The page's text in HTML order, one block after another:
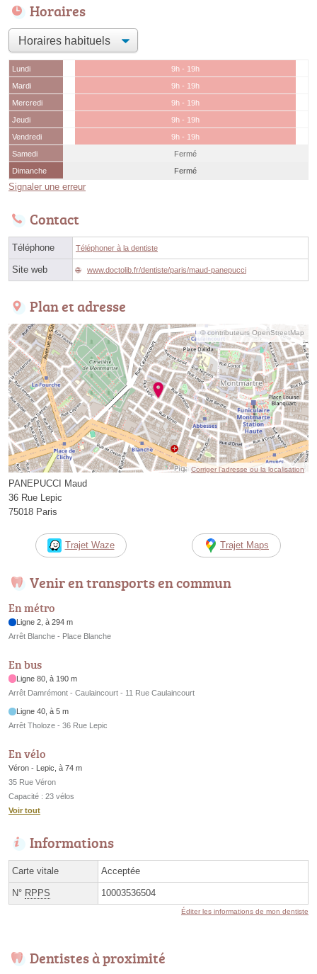
Horaires
Lundi
9h - 19h
Mardi
9h - 19h
Mercredi
9h - 19h
Jeudi
9h - 19h
Vendredi
9h - 19h
Samedi
Fermé
Dimanche
Fermé
Signaler une erreur
Contact
Téléphone Téléphoner à la dentiste
Site web www.doctolib.fr/dentiste/paris/maud-panepucci
Plan et adresse
© contributeurs OpenStreetMap
Corriger l’adresse ou la localisation
PANEPUCCI Maud
36 Rue Lepic
75018 Paris
Trajet Waze Trajet Maps
Venir en transports en commun
En métro
Ligne 2, à 294 m
Arrêt Blanche - Place Blanche
En bus
Ligne 80, à 190 m
Arrêt Damrémont - Caulaincourt - 11 Rue Caulaincourt
Ligne 40, à 5 m
Arrêt Tholoze - 36 Rue Lepic
En vélo
Véron - Lepic, à 74 m
35 Rue Véron
Capacité : 23 vélos
Voir tout
Informations
Carte vitale Acceptée
N° RPPS 10003536504
Éditer les informations de mon dentiste
Dentistes à proximité